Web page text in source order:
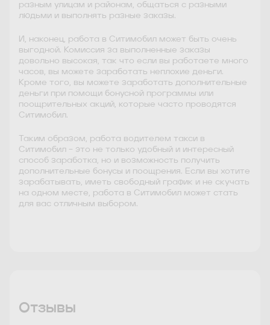
разным улицам и районам, общаться с разными
людьми и выполнять разные заказы.
И, наконец, работа в Ситимобил может быть очень
выгодной. Комиссия за выполненные заказы
довольно высокая, так что если вы работаете много
часов, вы можете заработать неплохие деньги.
Кроме того, вы можете заработать дополнительные
деньги при помощи бонусной программы или
поощрительных акций, которые часто проводятся
Ситимобил.
Таким образом, работа водителем такси в
Ситимобил – это не только удобный и интересный
способ заработка, но и возможность получить
дополнительные бонусы и поощрения. Если вы хотите
зарабатывать, иметь свободный график и не скучать
на одном месте, работа в Ситимобил может стать
для вас отличным выбором.
Отзывы